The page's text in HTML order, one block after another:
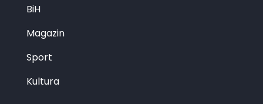
BiH
Magazin
Sport
Kultura